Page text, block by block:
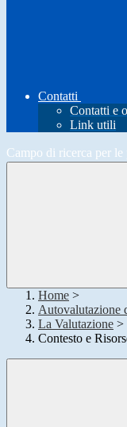
Contatti
Contatti e
Link utili
Campo di ricerca per le
Home >
Autovalutazione
La Valutazione >
Contesto e